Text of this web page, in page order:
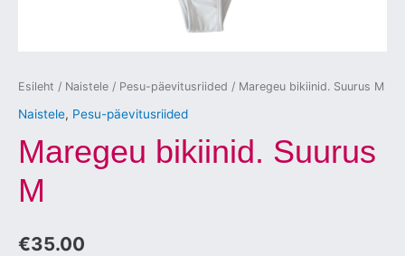
Esileht / Naistele / Pesu-päevitusriided / Maregeu bikiinid. Suurus M
Naistele, Pesu-päevitusriided
Maregeu bikiinid. Suurus
M
€35.00